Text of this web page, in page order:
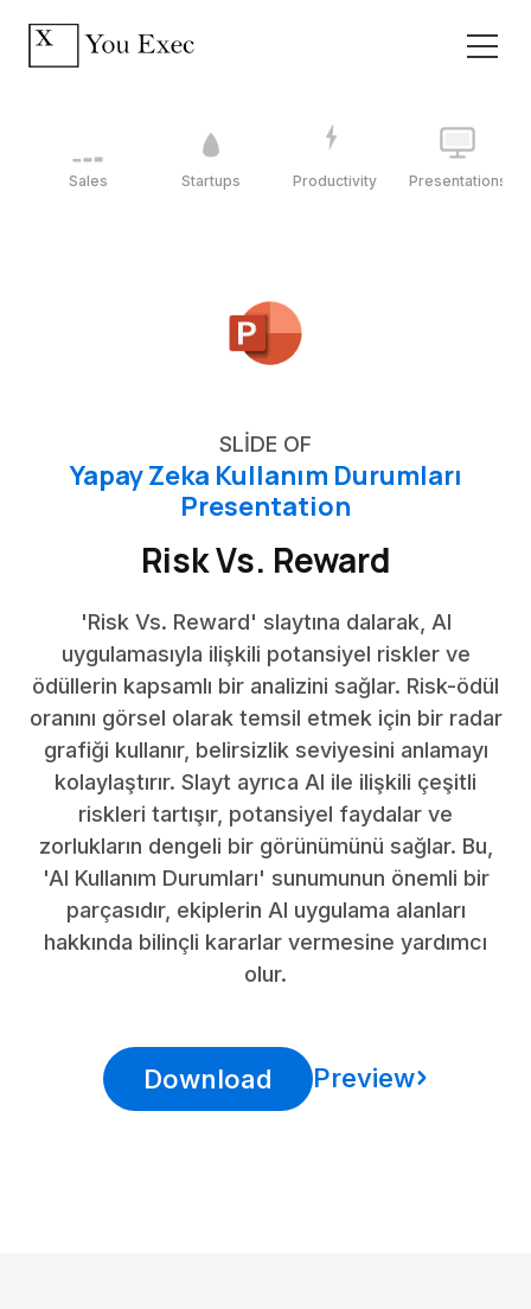
Sales Startups Productivity Presentations
SLIDE OF
Yapay Zeka Kullanım Durumları
Presentation
Risk Vs. Reward
'Risk Vs. Reward' slaytına dalarak, AI
uygulamasıyla ilişkili potansiyel riskler ve
ödüllerin kapsamlı bir analizini sağlar. Risk-ödül
oranını görsel olarak temsil etmek için bir radar
grafiği kullanır, belirsizlik seviyesini anlamayı
kolaylaştırır. Slayt ayrıca AI ile ilişkili çeşitli
riskleri tartışır, potansiyel faydalar ve
zorlukların dengeli bir görünümünü sağlar. Bu,
'AI Kullanım Durumları' sunumunun önemli bir
parçasıdır, ekiplerin AI uygulama alanları
hakkında bilinçli kararlar vermesine yardımcı
olur.
Download Preview